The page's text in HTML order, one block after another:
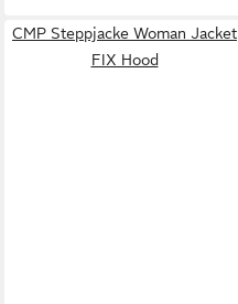
CMP Steppjacke Woman Jacket
FIX Hood